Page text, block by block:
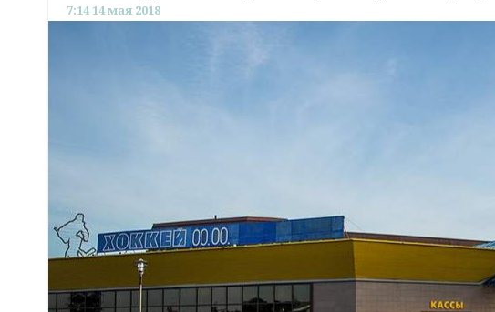
7:14 14 мая 2018